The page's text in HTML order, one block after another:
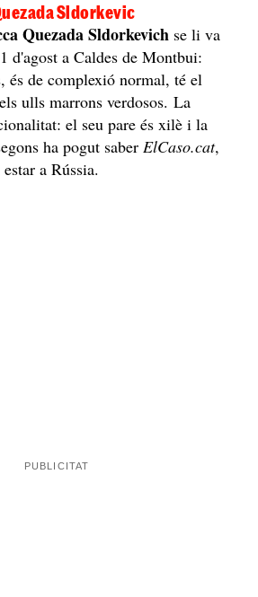
Sldorkevic
Quezada Sldorkevich se li va
d'agost a Caldes de Montbui:
és de complexió normal, té el
ulls marrons verdosos. La
el seu pare és xilè i la
ha pogut saber ElCaso.cat,
a Rússia.